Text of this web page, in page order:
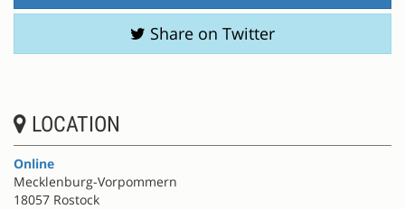
Share on Twitter
LOCATION
Online
Mecklenburg-Vorpommern
18057 Rostock